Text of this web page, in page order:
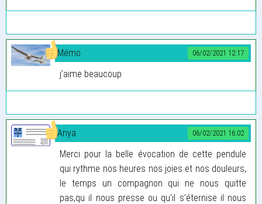
06/02/2021 12:17
Mémo
j’aime beaucoup
06/02/2021 16:02
Anya
Merci pour la belle évocation de cette pendule
qui rythme nos heures nos joies et nos douleurs,
le temps un compagnon qui ne nous quitte
pas,qu il nous presse ou qu’il s’éternise il nous